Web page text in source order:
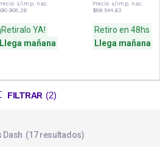
s/imp. nac.
¡Retiralo YA!
Llega mañana
Precio s/imp. nac.
$89.544,63
Retiro en 48hs
Llega mañana
FILTRAR (2)
Dash 17resultados